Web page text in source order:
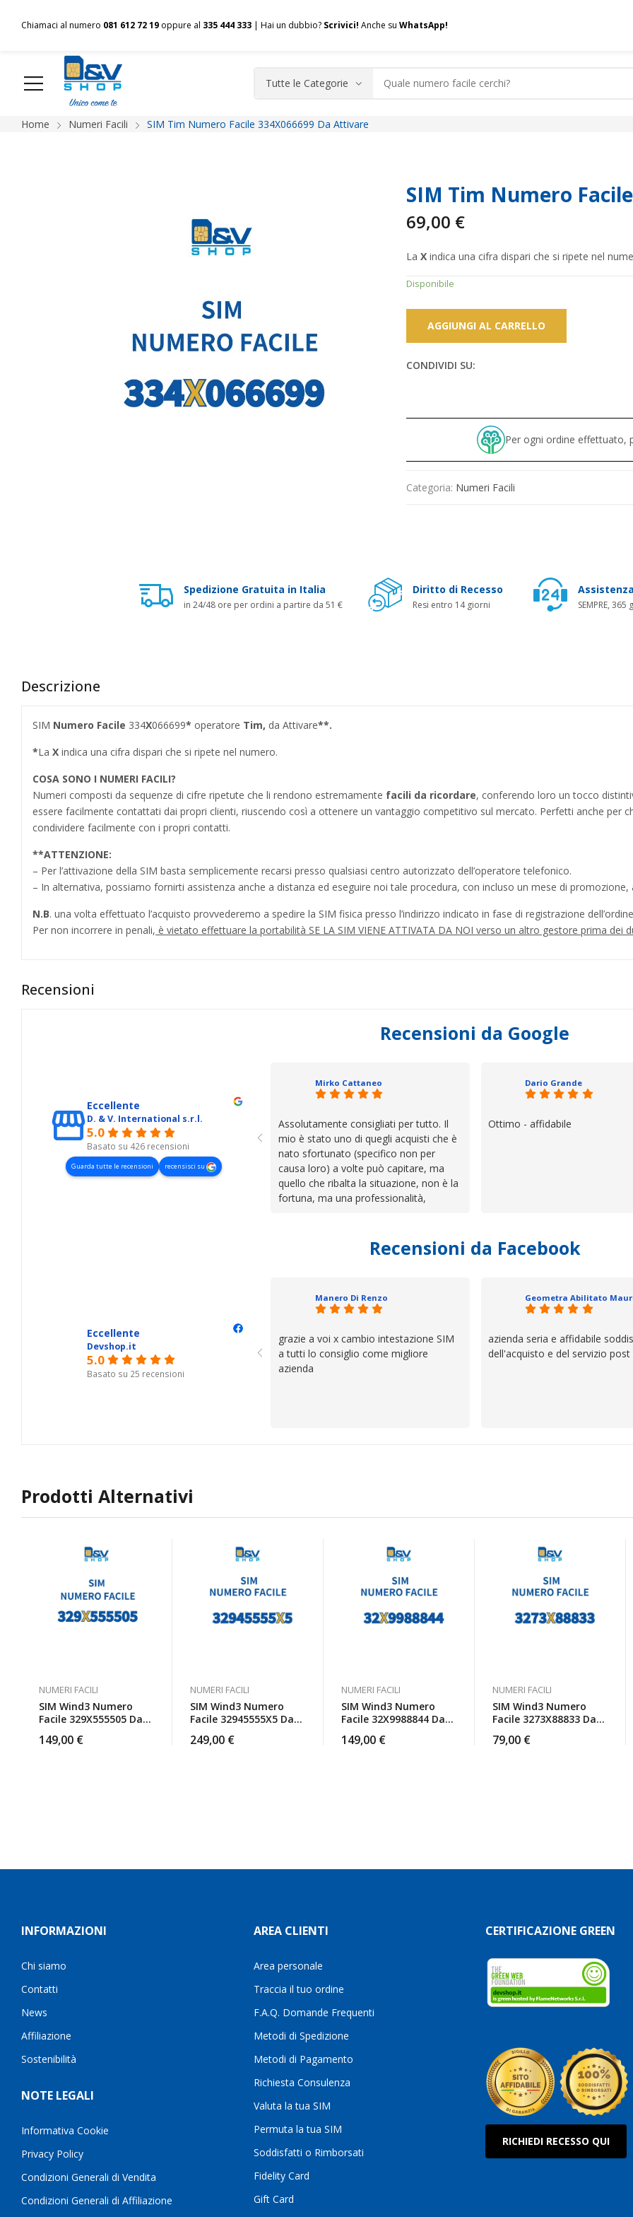
Chiamaci al numero 081 612 72 19 oppure al 335 444 333 | Hai un dubbio? Scrivici! Anche su WhatsApp!
HOME Chi siamo Shop Spedizioni Pagamenti F.A.Q. Contatti
Home Numeri Facili SIM Tim Numero Facile 334X066699 Da Attivare
SIM Tim Numero
69,00 €
La X indica una cifra dispari che si ripete nel
Disponibile
AGGIUNGI AL CARRELLO
CONDIVIDI SU:
Per ogni ordine effettuato,
Categoria: Numeri Facili
Spedizione Gratuita in Italia
in 24/48 ore per ordini a partire da 51 €
Diritto di Recesso
Resi entro 14 giorni SEMPRE, 365
Descrizione
SIM Numero Facile 334X066699* operatore Tim, da Attivare**.
*La X indica una cifra dispari che si ripete nel numero.
COSA SONO I NUMERI FACILI?
Numeri composti da sequenze di cifre ripetute che li rendono estremamente facili da ricordare, conferendo loro un tocco
essere facilmente contattati dai propri clienti, riuscendo così a ottenere un vantaggio competitivo sul mercato. Perfetti anche per
condividere facilmente con i propri contatti.
**ATTENZIONE:
– Per l’attivazione della SIM basta semplicemente recarsi presso qualsiasi centro autorizzato dell’operatore telefonico.
– In alternativa, possiamo fornirti assistenza anche a distanza ed eseguire noi tale procedura, con incluso un mese di promozione,
N.B. una volta effettuato l’acquisto provvederemo a spedire la SIM fisica presso l’indirizzo indicato in fase di registrazione
Per non incorrere in penali, è vietato effettuare la portabilità SE LA SIM VIENE ATTIVATA DA NOI verso un altro gestore prima dei
Recensioni
Recensioni da Google
Eccellente
D. & V. International s.r.l.
5.0
Basato su 426 recensioni
Guarda tutte le recensioni recensisci su
Mirko Cattaneo
Assolutamente consigliati per tutto. Il
mio è stato uno di quegli acquisti che è
nato sfortunato (specifico non per
causa loro) a volte può capitare, ma
quello che ribalta la situazione, non è la
fortuna, ma una professionalità,
cose. Be', io qui è proprio quello che ho
trovato, un atteggiamento che va oltre
se avete bisogno siete in ottime mani.
Dario Grande
Ottimo - affidabile
Recensioni da Facebook
Eccellente
Devshop.it
5.0
Basato su 25 recensioni
Manero Di Renzo
grazie a voi x cambio intestazione SIM
a tutti lo consiglio come migliore
azienda
azienda seria e affidabile
dell'acquisto e del servizio post
Prodotti Alternativi
NUMERI FACILI
SIM Wind3 Numero
Facile 329X555505 Da
149,00 €
NUMERI FACILI
SIM Wind3 Numero
Facile 32945555X5 Da
249,00 €
NUMERI FACILI
SIM Wind3 Numero
Facile 32X9988844 Da
149,00 €
NUMERI FACILI
SIM Wind3 Numero
Facile 3273X88833 Da
79,00 €
INFORMAZIONI
Chi siamo
Contatti
News
Affiliazione
Sostenibilità
NOTE LEGALI
Informativa Cookie
Privacy Policy
Condizioni Generali di Vendita
Condizioni Generali di Affiliazione
AREA CLIENTI
Area personale
Traccia il tuo ordine
F.A.Q. Domande Frequenti
Metodi di Spedizione
Metodi di Pagamento
Richiesta Consulenza
Valuta la tua SIM
Permuta la tua SIM
Soddisfatti o Rimborsati
Fidelity Card
Gift Card
CERTIFICAZIONE GREEN
RICHIEDI RECESSO QUI